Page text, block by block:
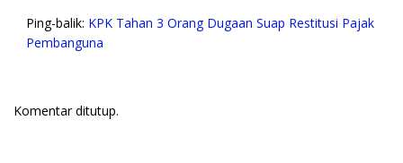
Ping-balik: KPK Tahan 3 Orang Dugaan Suap Restitusi Pajak
Pembanguna
Komentar ditutup.